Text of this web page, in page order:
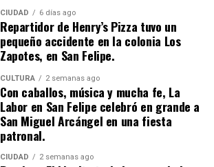
CIUDAD 6 días ago
Repartidor de Henry’s Pizza tuvo un
pequeño accidente en la colonia Los
Zapotes, en San Felipe.
CULTURA 2 semanas ago
Con caballos, música y mucha fe, La
Labor en San Felipe celebró en grande a
San Miguel Arcángel en una fiesta
patronal.
CIUDAD 2 semanas ago